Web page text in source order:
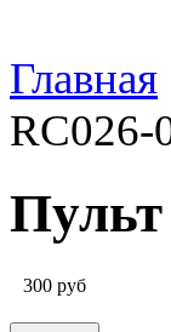
Главная
RC026-
300 руб